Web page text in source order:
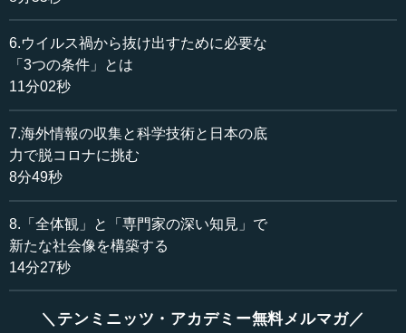
は宗教団体との関係があったりしたのですが）、今は収ま
っていることが分かります。
―― 確念のため確認すると、このグラフの縦軸は、それ
小宮山 はい。各国によって変えてあります。韓国であれ
ば新規の感染者は500～600人ですし、下のイタリアは1桁
多い。ここで確認すべきなのは、状況の安定性を新規感染
者が出なくなることによって判断できるということです。
その意味で、このデータは非常に重要です。新規の感染者
がたくさん出ているときは、感染がどんどん拡大していく
ことが見て取れます。
6.ウイルス禍から抜け出すために必要な
「3つの条件」とは
11分02秒
7.海外情報の収集と科学技術と日本の底
力で脱コロナに挑む
8分49秒
8.「全体観」と「専門家の深い知見」で
新たな社会像を構築する
14分27秒
＼テンミニッツ・アカデミー無料メルマガ／